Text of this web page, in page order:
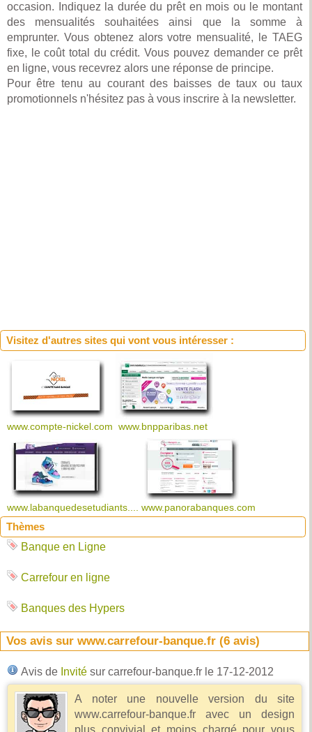
occasion. Indiquez la durée du prêt en mois ou le montant
des mensualités souhaitées ainsi que la somme à
emprunter. Vous obtenez alors votre mensualité, le TAEG
fixe, le coût total du crédit. Vous pouvez demander ce prêt
en ligne, vous recevrez alors une réponse de principe.
Pour être tenu au courant des baisses de taux ou taux
promotionnels n'hésitez pas à vous inscrire à la newsletter.
Visitez d'autres sites qui vont vous intéresser :
www.compte-nickel.com www.bnpparibas.net
www.labanquedesetudiants.... www.panorabanques.com
Thèmes
Banque en Ligne
Carrefour en ligne
Banques des Hypers
Vos avis sur www.carrefour-banque.fr (6 avis)
Avis de Invité sur carrefour-banque.fr le 17-12-2012
A noter une nouvelle version du site
www.carrefour-banque.fr avec un design